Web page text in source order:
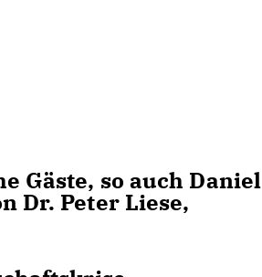
Gäste, so auch Daniel
Dr. Peter Liese,